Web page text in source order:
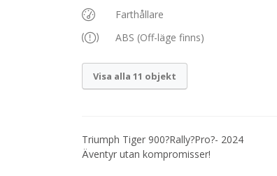
Farthållare
ABS (Off-läge finns)
Visa alla 11 objekt
Triumph Tiger 900?Rally?Pro?- 2024
Äventyr utan kompromisser!